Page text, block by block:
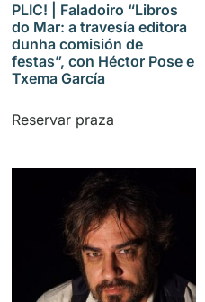
PLIC! | Faladoiro “Libros
do Mar: a travesía editora
dunha comisión de
festas”, con Héctor Pose e
Txema García
Reservar praza